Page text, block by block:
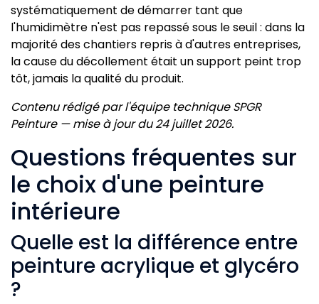
systématiquement de démarrer tant que
l'humidimètre n'est pas repassé sous le seuil : dans la
majorité des chantiers repris à d'autres entreprises,
la cause du décollement était un support peint trop
tôt, jamais la qualité du produit.
Contenu rédigé par l'équipe technique SPGR
Peinture — mise à jour du 24 juillet 2026.
Questions fréquentes sur
le choix d'une peinture
intérieure
Quelle est la différence entre
peinture acrylique et glycéro
?